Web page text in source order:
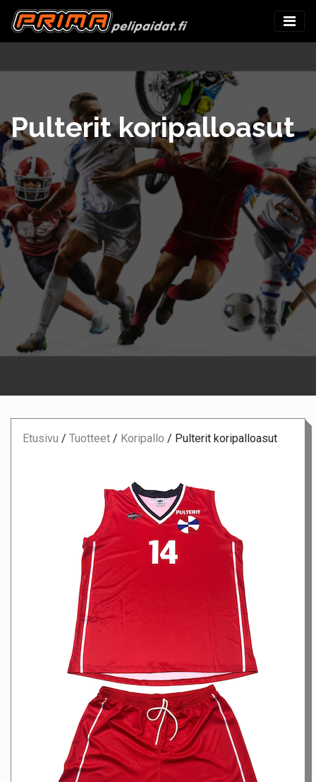
Pulterit koripalloasut
Etusivu / Tuotteet / Koripallo / Pulterit koripalloasut